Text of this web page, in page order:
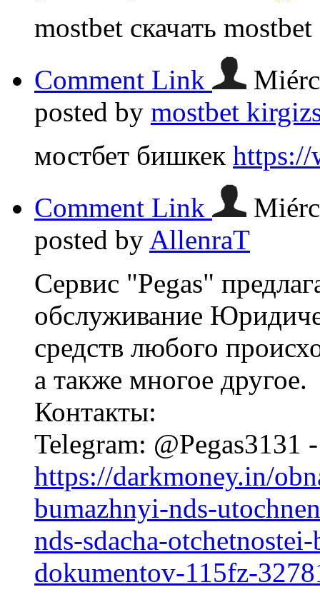
mostbet скачать mostbet
Comment Link
posted by mostbet
мостбет бишкек https://
Comment Link
posted by AllenraT
Сервис "Pegas"
обслуживание
средств любого
а также многое другое.
Контакты:
Telegram: @Pegas3131
https://darkmoney.in/
bumazhnyi-nds-
nds-sdacha-
dokumentov-115fz-